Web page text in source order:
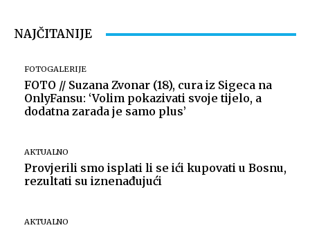
NAJČITANIJE
FOTOGALERIJE
FOTO // Suzana Zvonar (18), cura iz Sigeca na
OnlyFansu: ‘Volim pokazivati svoje tijelo, a
dodatna zarada je samo plus’
AKTUALNO
Provjerili smo isplati li se ići kupovati u Bosnu,
rezultati su iznenađujući
AKTUALNO